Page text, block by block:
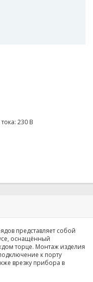
230 В
представляет собой
оснащённый
торце. Монтаж изделия
к порту
врезку прибора в